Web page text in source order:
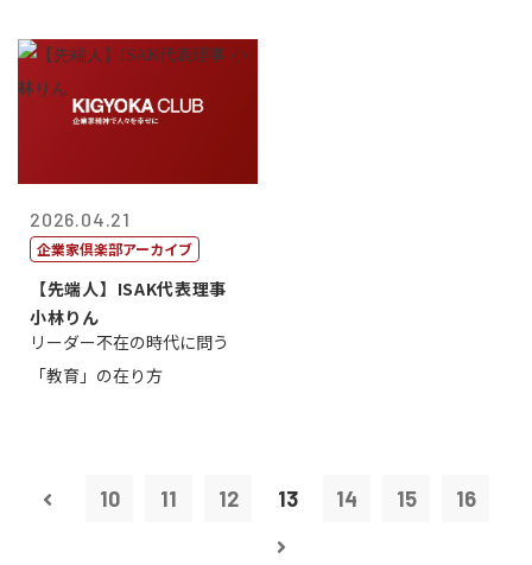
2026.04.21
企業家倶楽部アーカイブ
【先端人】ISAK代表理事
小林りん
リーダー不在の時代に問う
「教育」の在り方
10 11 12 13 14 15 16